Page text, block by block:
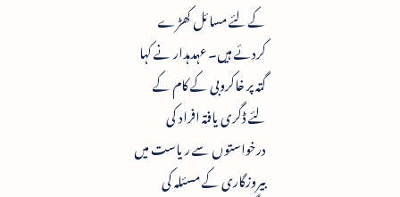
کے لئے مسائل کھڑے
کردئے ہیں۔ عہدہدار نے کہا
گتہ پر خاکروبی کے کام کے
لئے ڈگری یافتہ افراد کی
درخواستوں سے ریاست میں
بیروزگاری کے مسئلہ کی